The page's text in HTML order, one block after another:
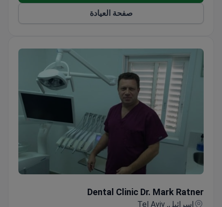
صفحة العيادة
Dental Clinic Dr. Mark Ratner
إسرائيل, Tel Aviv